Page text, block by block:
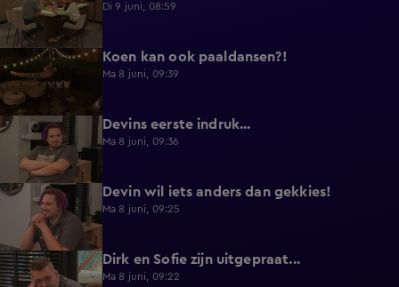
Di 9 juni, 08:59
0:38 Koen kan ook paaldansen?!
Ma 8 juni, 09:39
0:30 Devins eerste indruk...
Ma 8 juni, 09:36
0:25 Devin wil iets anders dan gekkies!
Ma 8 juni, 09:25
0:26 Dirk en Sofie zijn uitgepraat...
Ma 8 juni, 09:22